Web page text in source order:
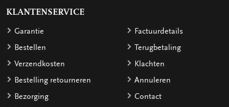
KLANTENSERVICE
Garantie
Bestellen
Verzendkosten
Bestelling retourneren
Bezorging
Factuurdetails
Terugbetaling
Klachten
Annuleren
Contact